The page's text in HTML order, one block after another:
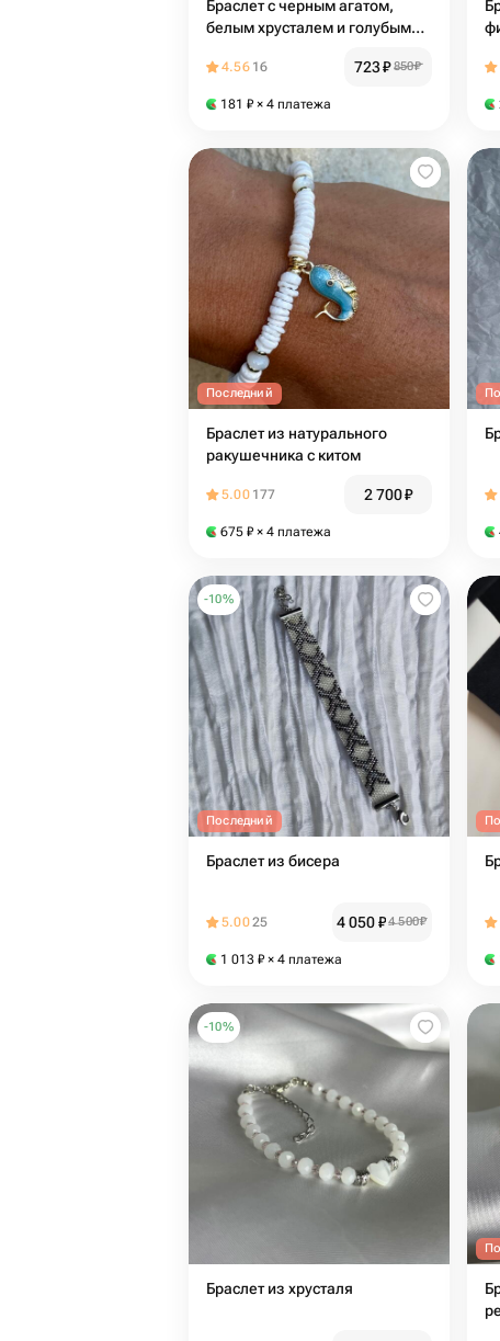
Браслет с черным агатом,
белым хрусталем и голубым
4.56 16 723₽ 850₽
181 ₽ × 4 платежа
Последний
Браслет из натурального
ракушечника с китом
5.00 177 2 700₽
675 ₽ × 4 платежа
-10%
Последний
Браслет из бисера
5.0025 4 050₽4 500₽
1 013 ₽ × 4 платежа
-10%
Браслет из хрусталя